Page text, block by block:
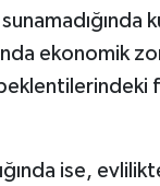
ekonomik
ise,